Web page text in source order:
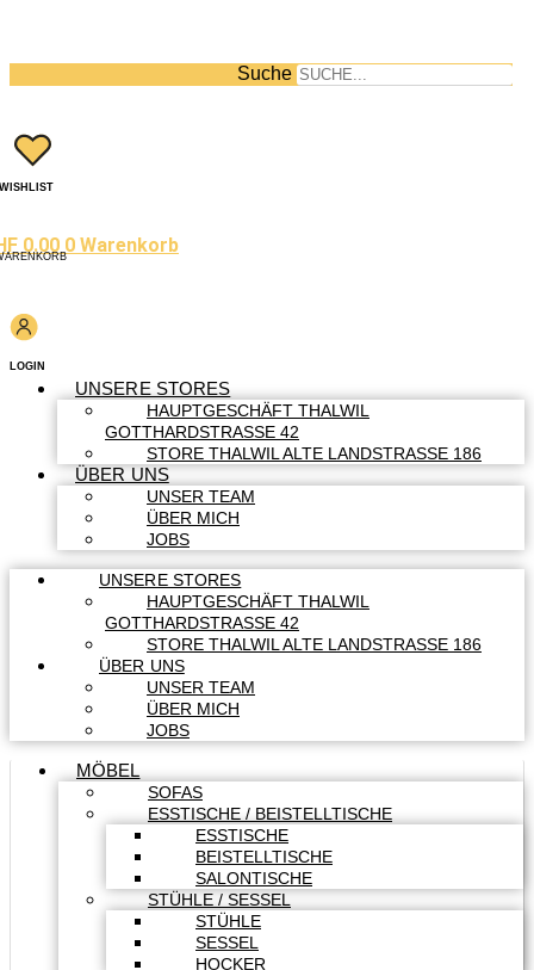
Suche
WISHLIST
0.00 0 Warenkorb
LOGIN
UNSERE STORES
HAUPTGESCHÄFT THALWIL
GOTTHARDSTRASSE 42
STORE THALWIL ALTE LANDSTRASSE 186
ÜBER UNS
UNSER TEAM
ÜBER MICH
JOBS
UNSERE STORES
HAUPTGESCHÄFT THALWIL
GOTTHARDSTRASSE 42
STORE THALWIL ALTE LANDSTRASSE 186
ÜBER UNS
UNSER TEAM
ÜBER MICH
JOBS
MÖBEL
SOFAS
ESSTISCHE / BEISTELLTISCHE
ESSTISCHE
BEISTELLTISCHE
SALONTISCHE
STÜHLE / SESSEL
STÜHLE
SESSEL
HOCKER